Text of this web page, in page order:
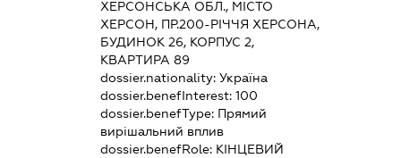
ХЕРСОНСЬКА ОБЛ., МІСТО
ХЕРСОН, ПР.200-РІЧЧЯ ХЕРСОНА,
БУДИНОК 26, КОРПУС 2,
КВАРТИРА 89
dossier.nationality: Україна
dossier.benefInterest: 100
dossier.benefType: Прямий
вирішальний вплив
dossier.benefRole: КІНЦЕВИЙ